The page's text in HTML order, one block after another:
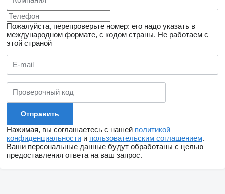
Пожалуйста, перепроверьте номер: его надо указать в
международном формате, с кодом страны. Не работаем с
этой страной
Нажимая, вы соглашаетесь с нашей политикой
конфиденциальности и пользовательским соглашением.
Ваши персональные данные будут обработаны с целью
предоставления ответа на ваш запрос.